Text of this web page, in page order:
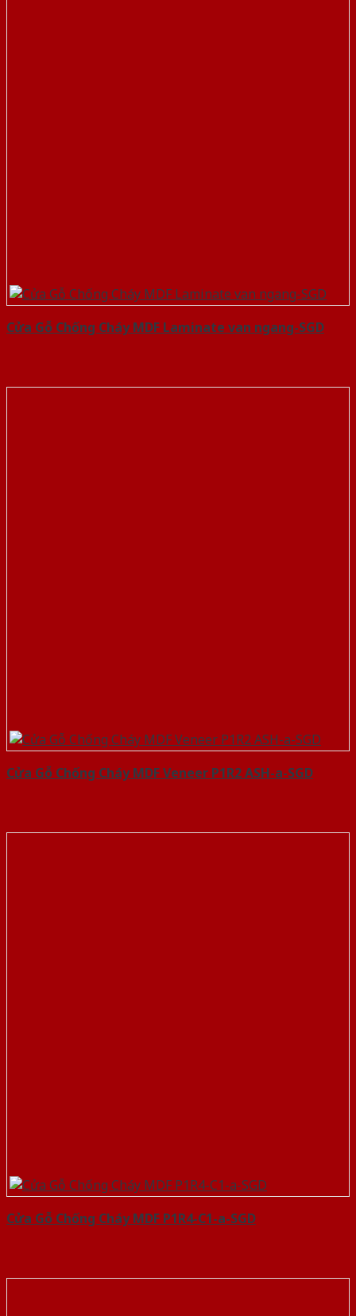
Cửa Gỗ Chống Cháy MDF Laminate van ngang-SGD
Cửa Gỗ Chống Cháy MDF Veneer P1R2 ASH-a-SGD
Cửa Gỗ Chống Cháy MDF P1R4-C1-a-SGD